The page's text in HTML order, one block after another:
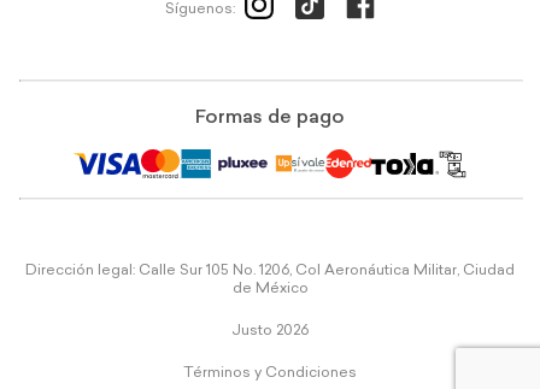
Síguenos:
Formas de pago
Dirección legal: Calle Sur 105 No. 1206, Col Aeronáutica Militar, Ciudad
de México
Justo 2026
Términos y Condiciones